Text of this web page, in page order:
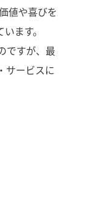
値や喜びを
ます。
ですが、最
サービスに